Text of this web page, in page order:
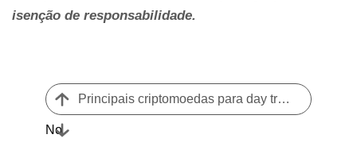
isenção de responsabilidade.
Principais criptomoedas para day trading na Índia (maio de 2026)
No